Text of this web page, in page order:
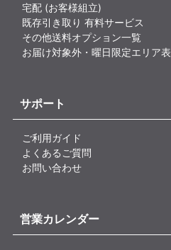
宅配 (お客様組立)
既存引き取り 有料サービス
その他送料オプション一覧
お届け対象外・曜日限定エリア表
サポート
ご利用ガイド
よくあるご質問
お問い合わせ
営業カレンダー